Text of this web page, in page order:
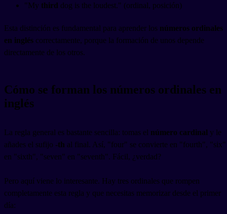
"My third dog is the loudest." (ordinal, posición)
Esta distinción es fundamental para aprender los números ordinales
en inglés correctamente, porque la formación de unos depende
directamente de los otros.
Cómo se forman los números ordinales en
inglés
La regla general es bastante sencilla: tomas el número cardinal y le
añades el sufijo -th al final. Así, "four" se convierte en "fourth", "six"
en "sixth", "seven" en "seventh". Fácil, ¿verdad?
Pero aquí viene lo interesante. Hay tres ordinales que rompen
completamente esta regla y que necesitas memorizar desde el primer
día: